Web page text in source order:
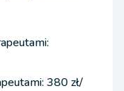
380 zł/